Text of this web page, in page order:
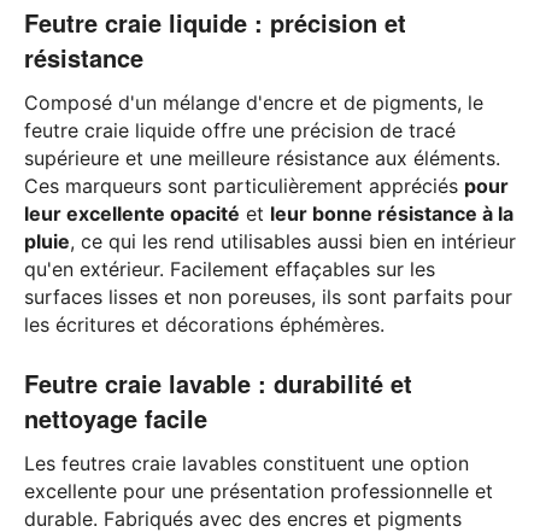
Feutre craie liquide : précision et
résistance
Composé d'un mélange d'encre et de pigments, le
feutre craie liquide offre une précision de tracé
supérieure et une meilleure résistance aux éléments.
Ces marqueurs sont particulièrement appréciés pour
leur excellente opacité et leur bonne résistance à la
pluie, ce qui les rend utilisables aussi bien en intérieur
qu'en extérieur. Facilement effaçables sur les
surfaces lisses et non poreuses, ils sont parfaits pour
les écritures et décorations éphémères.
Feutre craie lavable : durabilité et
nettoyage facile
Les feutres craie lavables constituent une option
excellente pour une présentation professionnelle et
durable. Fabriqués avec des encres et pigments